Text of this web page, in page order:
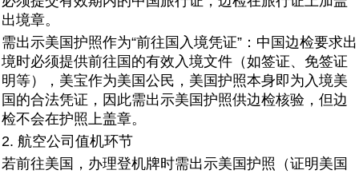
出境章。
需出示美国护照作为“前往国入境凭证”：中国边检要求出
境时必须提供前往国的有效入境文件（如签证、免签证
明等），美宝作为美国公民，美国护照本身即为入境美
国的合法凭证，因此需出示美国护照供边检核验，但边
检不会在护照上盖章。
2. 航空公司值机环节
若前往美国，办理登机牌时需出示美国护照（证明美国